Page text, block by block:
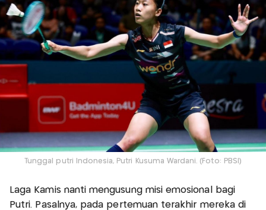
Tunggal putri Indonesia, Putri Kusuma Wardani. (Foto: PBSI)
Laga Kamis nanti mengusung misi emosional bagi
Putri. Pasalnya, pada pertemuan terakhir mereka di